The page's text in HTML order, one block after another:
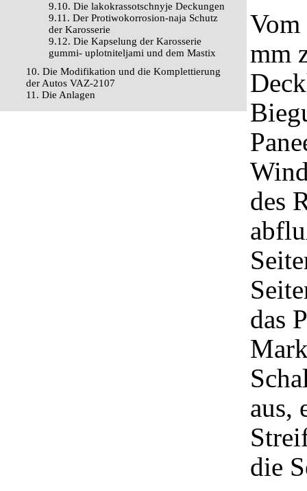
9.10. Die lakokrassotschnyje Deckungen
9.11. Der Protiwokorrosion-naja Schutz
der Karosserie
9.12. Die Kapselung der Karosserie
gummi- uplotniteljami und dem Mastix
10. Die Modifikation und die Komplettierung
der Autos VAZ-2107
11. Die Anlagen
Vom
mm
des
das
aus,
die